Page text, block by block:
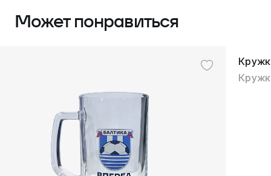
Может понравиться